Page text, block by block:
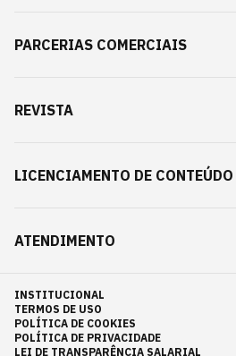
PARCERIAS COMERCIAIS
REVISTA
LICENCIAMENTO DE CONTEÚDO
ATENDIMENTO
INSTITUCIONAL
TERMOS DE USO
POLÍTICA DE COOKIES
POLÍTICA DE PRIVACIDADE
LEI DE TRANSPARÊNCIA SALARIAL